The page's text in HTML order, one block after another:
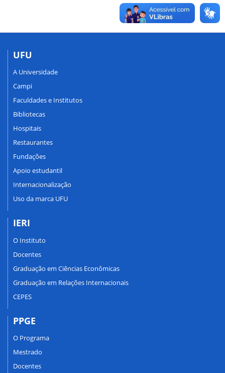
UFU
A Universidade
Campi
Faculdades e Institutos
Bibliotecas
Hospitais
Restaurantes
Fundações
Apoio estudantil
Internacionalização
Uso da marca UFU
IERI
O Instituto
Docentes
Graduação em Ciências Econômicas
Graduação em Relações Internacionais
CEPES
PPGE
O Programa
Mestrado
Docentes